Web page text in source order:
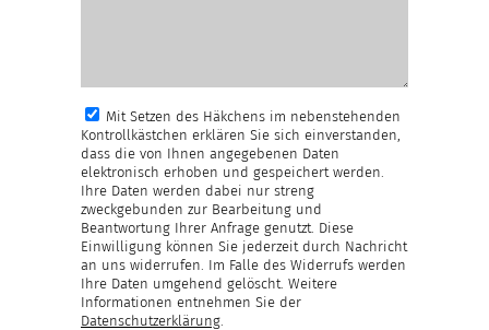
Mit Setzen des Häkchens im nebenstehenden
Kontrollkästchen erklären Sie sich einverstanden,
dass die von Ihnen angegebenen Daten
elektronisch erhoben und gespeichert werden.
Ihre Daten werden dabei nur streng
zweckgebunden zur Bearbeitung und
Beantwortung Ihrer Anfrage genutzt. Diese
Einwilligung können Sie jederzeit durch Nachricht
an uns widerrufen. Im Falle des Widerrufs werden
Ihre Daten umgehend gelöscht. Weitere
Informationen entnehmen Sie der
Datenschutzerklärung